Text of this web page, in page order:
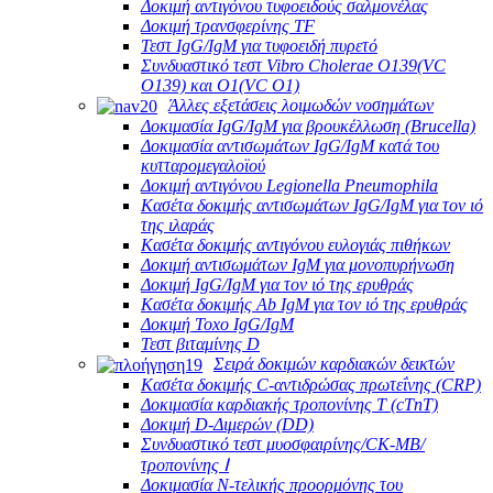
Δοκιμή αντιγόνου τυφοειδούς σαλμονέλας
Δοκιμή τρανσφερίνης TF
Τεστ IgG/IgM για τυφοειδή πυρετό
Συνδυαστικό τεστ Vibro Cholerae O139(VC
O139) και O1(VC O1)
Άλλες εξετάσεις λοιμωδών νοσημάτων
Δοκιμασία IgG/IgM για βρουκέλλωση (Brucella)
Δοκιμασία αντισωμάτων IgG/IgM κατά του
κυτταρομεγαλοϊού
Δοκιμή αντιγόνου Legionella Pneumophila
Κασέτα δοκιμής αντισωμάτων IgG/IgM για τον ιό
της ιλαράς
Κασέτα δοκιμής αντιγόνου ευλογιάς πιθήκων
Δοκιμή αντισωμάτων IgM για μονοπυρήνωση
Δοκιμή IgG/IgM για τον ιό της ερυθράς
Κασέτα δοκιμής Ab IgM για τον ιό της ερυθράς
Δοκιμή Toxo IgG/IgM
Τεστ βιταμίνης D
Σειρά δοκιμών καρδιακών δεικτών
Κασέτα δοκιμής C-αντιδρώσας πρωτεΐνης (CRP)
Δοκιμασία καρδιακής τροπονίνης Τ (cTnT)
Δοκιμή D-Διμερών (DD)
Συνδυαστικό τεστ μυοσφαιρίνης/CK-MB/
τροπονίνης Ⅰ
Δοκιμασία Ν-τελικής προορμόνης του